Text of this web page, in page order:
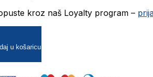
kroz naš Loyalty program –
u košaricu